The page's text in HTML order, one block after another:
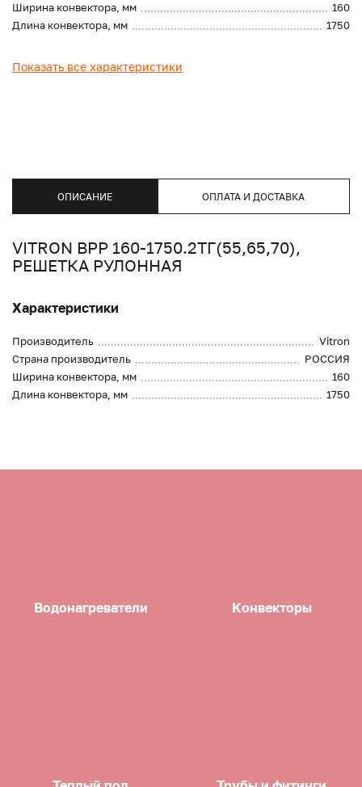
Ширина конвектора, мм
160
Длина конвектора, мм
1750
Показать все характеристики
ОПИСАНИЕ ОПЛАТА И ДОСТАВКА
VITRON ВРР 160-1750.2ТГ(55,65,70),
РЕШЕТКА РУЛОННАЯ
Характеристики
Производитель
Vitron
Страна производитель
РОССИЯ
Ширина конвектора, мм
160
Длина конвектора, мм
1750
Водонагреватели Конвекторы